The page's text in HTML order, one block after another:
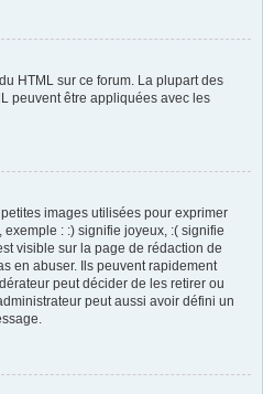
HTML sur ce forum. La plupart des
peuvent être appliquées avec les
images utilisées pour exprimer
: :) signifie joyeux, :( signifie
visible sur la page de rédaction de
en abuser. Ils peuvent rapidement
peut décider de les retirer ou
peut aussi avoir défini un